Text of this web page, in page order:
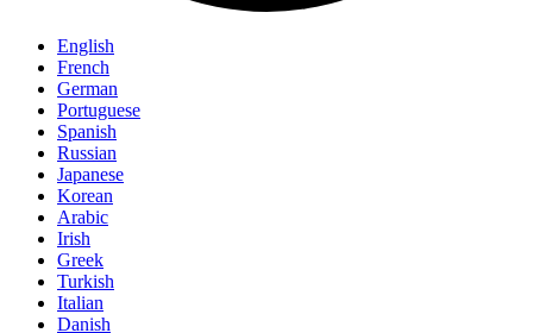
English
French
German
Portuguese
Spanish
Russian
Japanese
Korean
Arabic
Irish
Greek
Turkish
Italian
Danish